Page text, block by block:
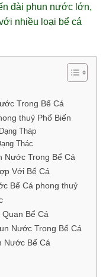
đài phun nước lớn,
nhiều loại bể cá
Trong Bể Cá
thuỷ Phổ Biến
Tháp
Thác
Nước Trong Bể Cá
Với Bể Cá
Bể Cá phong thuỷ
Bể Cá
Nước Trong Bể Cá
Nước Bể Cá